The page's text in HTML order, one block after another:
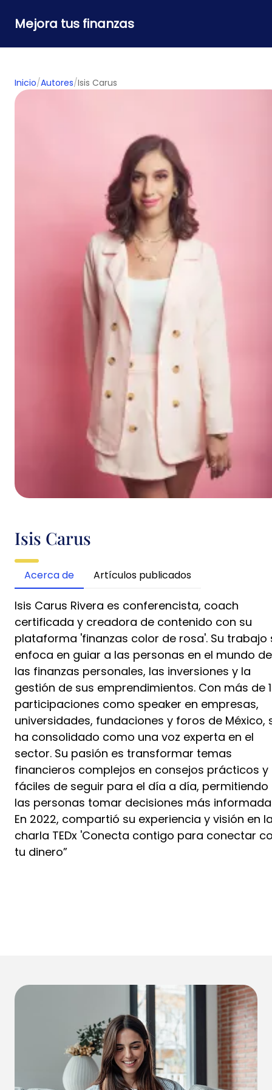
Mejora tus finanzas
Inicio/Autores/Isis Carus
Isis Carus
Acerca de Artículos publicados
Isis Carus Rivera es conferencista, coach
certificada y creadora de contenido con su
plataforma 'finanzas color de rosa'. Su trabajo
enfoca en guiar a las personas en el mundo de
las finanzas personales, las inversiones y la
gestión de sus emprendimientos. Con más de
participaciones como speaker en empresas,
universidades, fundaciones y foros de México,
ha consolidado como una voz experta en el
sector. Su pasión es transformar temas
financieros complejos en consejos prácticos y
fáciles de seguir para el día a día, permitiendo
las personas tomar decisiones más
En 2022, compartió su experiencia y visión en
charla TEDx 'Conecta contigo para conectar
tu dinero”